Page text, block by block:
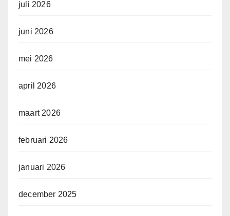
juli 2026
juni 2026
mei 2026
april 2026
maart 2026
februari 2026
januari 2026
december 2025